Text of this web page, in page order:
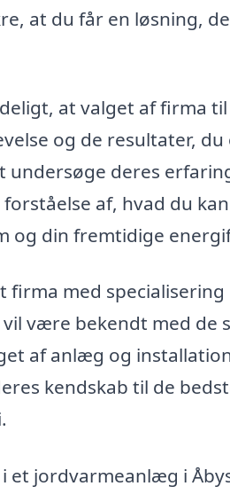
at du får en løsning,
at valget af firma
og de resultater,
deres
af, hvad du
din fremtidige
firma med
være bekendt med de
af anlæg og
kendskab til de
et jordvarmeanlæg i